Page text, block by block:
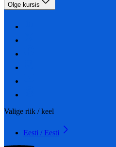
Olge kursis
Valige riik / keel
Eesti / Eesti